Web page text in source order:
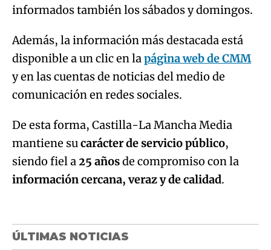
informados también los sábados y domingos.
Además, la información más destacada está
disponible a un clic en lapágina web de CMM
y en las cuentas de noticias del medio de
comunicación en redes sociales.
De esta forma, Castilla-La Mancha Media
mantiene sucarácter de servicio público,
siendo fiel a25 añosde compromiso con la
información cercana, veraz y de calidad.
ÚLTIMAS NOTICIAS